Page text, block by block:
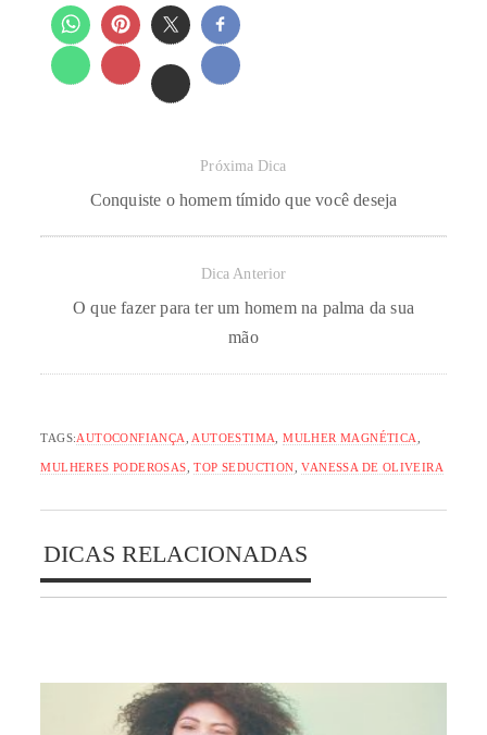
Próxima Dica
Conquiste o homem tímido que você deseja
Dica Anterior
O que fazer para ter um homem na palma da sua
mão
TAGS:AUTOCONFIANÇA AUTOESTIMA ,MULHER MAGNÉTICA
MULHERES PODEROSAS ,TOP SEDUCTION ,VANESSA DE OLIVEIRA
DICAS RELACIONADAS